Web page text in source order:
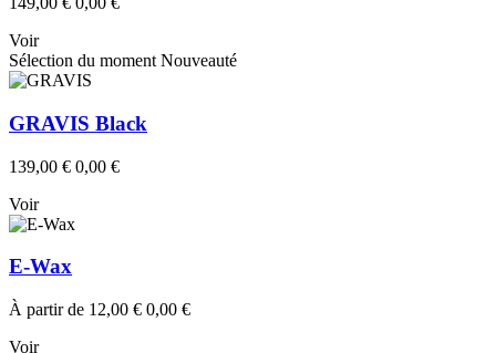
Voir
Sélection du moment Nouveauté
GRAVIS Black
139,00 € 0,00 €
Voir
E-Wax
À partir de 12,00 € 0,00 €
Voir